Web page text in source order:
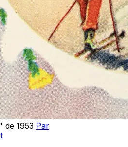
de 1953 Par